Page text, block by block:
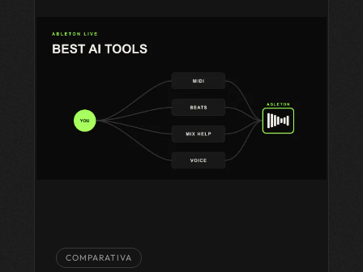
COMPARATIVA